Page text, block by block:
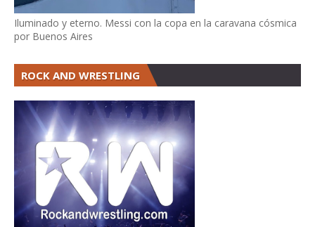
Iluminado y eterno. Messi con la copa en la caravana cósmica
por Buenos Aires
ROCK AND WRESTLING